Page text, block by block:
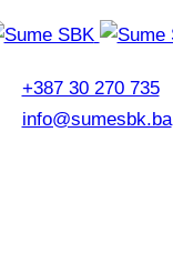
+387 30 270 735
info@sumesbk.ba